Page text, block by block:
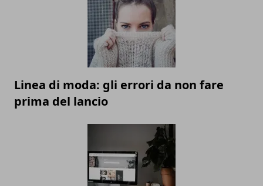
Linea di moda: gli errori da non fare
prima del lancio